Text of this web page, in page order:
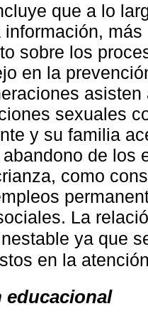
que a lo
información,
sobre los
en la
sexuales
y su familia
de los
como
La
ya que
en la
educacional